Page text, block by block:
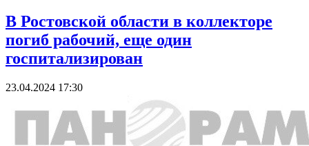
В Ростовской области в коллекторе
погиб рабочий, еще один
госпитализирован
23.04.2024 17:30